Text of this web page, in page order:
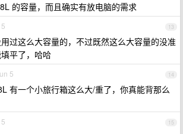
的容量，而且确实有放电脑的需求
13
过这么大容量的，不过既然这么大容量的没准
平了，哈哈
14
5
有一个小旅行箱这么大/重了，你真能背那么
15